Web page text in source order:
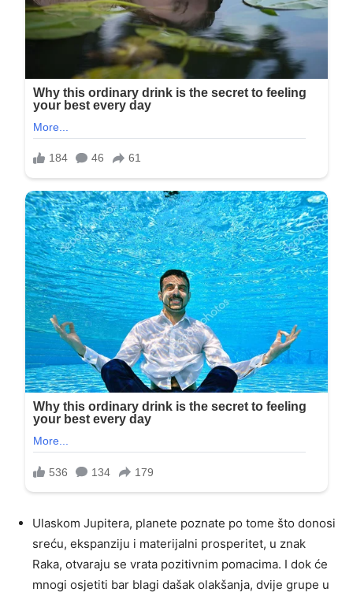
Ulaskom Jupitera, planete poznate po tome što donosi
sreću, ekspanziju i materijalni prosperitet, u znak
Raka, otvaraju se vrata pozitivnim pomacima. I dok će
mnogi osjetiti bar blagi dašak olakšanja, dvije grupe u